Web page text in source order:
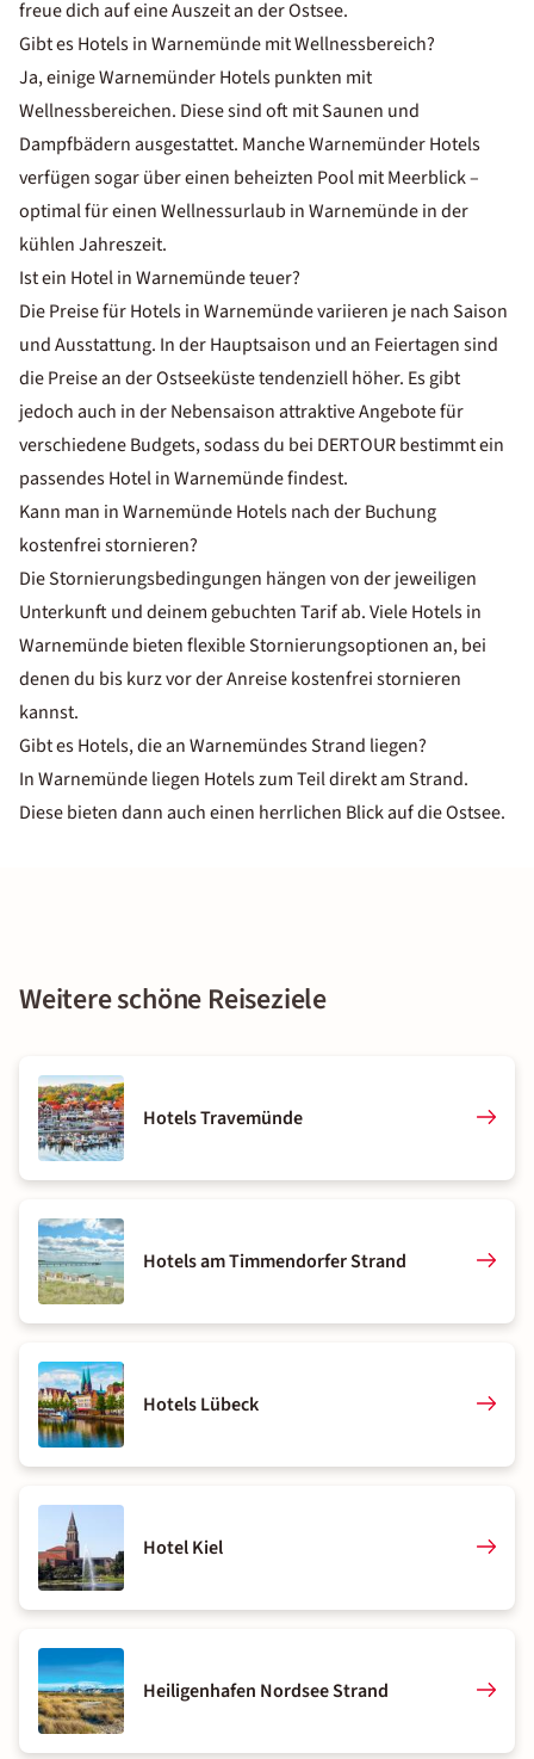
freue dich auf eine Auszeit an der Ostsee.
Gibt es Hotels in Warnemünde mit Wellnessbereich?
Ja, einigeWarnemünder Hotels punkten mit
Wellnessbereichen. Diese sind oft mit Saunen und
Dampfbädern ausgestattet. Manche Warnemünder Hotels
verfügen sogar über einen beheizten Pool mit Meerblick –
optimal für einenWellnessurlaub in Warnemündein der
kühlen Jahreszeit.
Ist ein Hotel in Warnemünde teuer?
Die Preise für Hotels in Warnemünde variieren je nach Saison
und Ausstattung. In der Hauptsaison und an Feiertagen sind
die Preise an der Ostseeküste tendenziell höher. Es gibt
jedoch auch in der Nebensaisonattraktive Angebotefür
verschiedene Budgets, sodass du bei DERTOUR bestimmt ein
passendes Hotel in Warnemünde findest.
Kann man in Warnemünde Hotels nach der Buchung
kostenfrei stornieren?
Die Stornierungsbedingungen hängen von der jeweiligen
Unterkunft und deinem gebuchten Tarif ab. VieleHotels in
Warnemünde bieten flexible Stornierungsoptionenan, bei
denen du bis kurz vor der Anreise kostenfrei stornieren
kannst.
Gibt es Hotels, die an Warnemündes Strand liegen?
InWarnemünde liegen Hotels zum Teil direkt am Strand.
Diese bieten dann auch einen herrlichen Blick auf die Ostsee.
Weitere schöne Reiseziele
Hotels Travemünde
Hotels am Timmendorfer Strand
Hotels Lübeck
Hotel Kiel
Heiligenhafen Nordsee Strand